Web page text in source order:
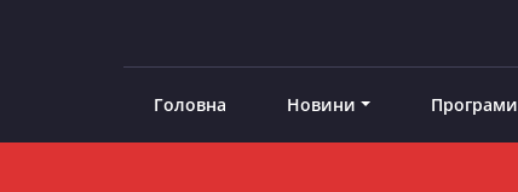
Головна Новини Програми